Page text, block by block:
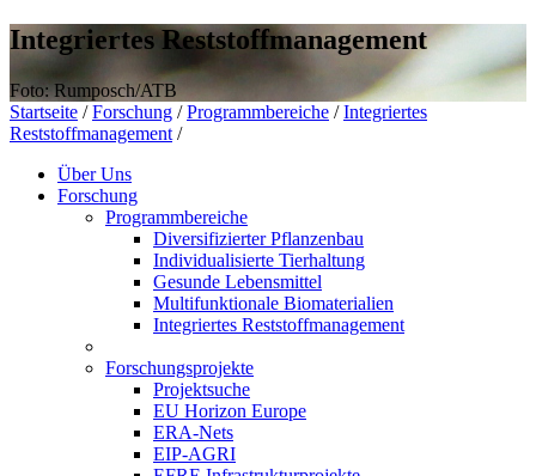
Integriertes Reststoffmanagement
Foto: Rumposch/ATB
Startseite / Forschung / Programmbereiche / Integriertes
Reststoffmanagement /
Über Uns
Forschung
Programmbereiche
Diversifizierter Pflanzenbau
Individualisierte Tierhaltung
Gesunde Lebensmittel
Multifunktionale Biomaterialien
Integriertes Reststoffmanagement
Forschungsprojekte
Projektsuche
EU Horizon Europe
ERA-Nets
EIP-AGRI